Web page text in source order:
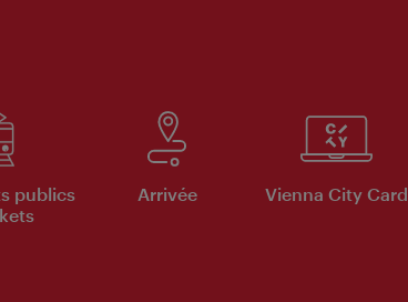
publics
Arrivée Vienna City Card